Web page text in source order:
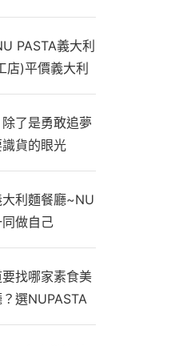
PASTA義大利
店)平價義大利
焗飯、專業手
了是勇敢追夢
貨的眼光
利麵餐廳~NU
做自己
找哪家素食美
選NUPASTA
最佳首選